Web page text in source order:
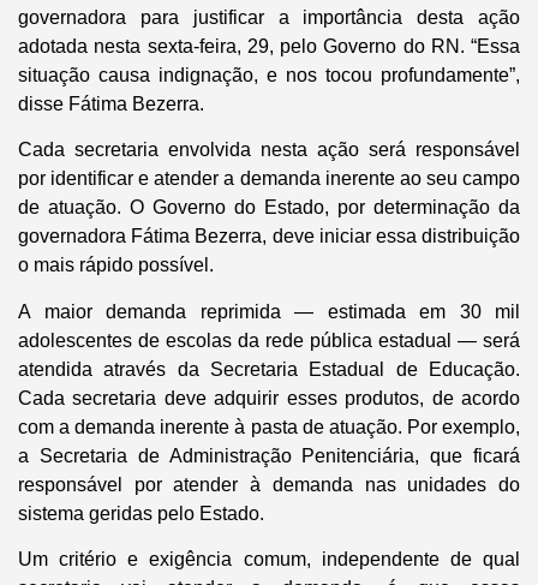
governadora para justificar a importância desta ação
adotada nesta sexta-feira, 29, pelo Governo do RN. “Essa
situação causa indignação, e nos tocou profundamente”,
disse Fátima Bezerra.
Cada secretaria envolvida nesta ação será responsável
por identificar e atender a demanda inerente ao seu campo
de atuação. O Governo do Estado, por determinação da
governadora Fátima Bezerra, deve iniciar essa distribuição
o mais rápido possível.
A maior demanda reprimida — estimada em 30 mil
adolescentes de escolas da rede pública estadual — será
atendida através da Secretaria Estadual de Educação.
Cada secretaria deve adquirir esses produtos, de acordo
com a demanda inerente à pasta de atuação. Por exemplo,
a Secretaria de Administração Penitenciária, que ficará
responsável por atender à demanda nas unidades do
sistema geridas pelo Estado.
Um critério e exigência comum, independente de qual